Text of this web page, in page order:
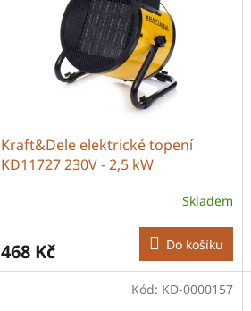
Kraft&Dele elektrické topení
KD11727 230V - 2,5 kW
Skladem
468 Kč Do košíku
Kód: KD-0000157